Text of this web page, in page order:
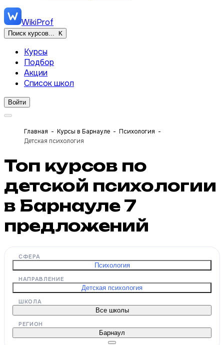
WikiProf
Поиск курсов... K
Курсы
Подбор
Акции
Список школ
Войти
Главная Курсы в Барнауле
Психология
Детская психология
Топ курсов по
детской психологии
в Барнауле 7
предложений
СФЕРА
Психология
НАПРАВЛЕНИЕ
Детская психология
ШКОЛА
Все школы
РЕГИОН
Барнаул